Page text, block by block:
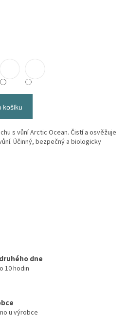
košíku
s vůní Arctic Ocean. Čistí a osvěžuje
Účinný, bezpečný a biologicky
dne
10 hodin
u výrobce